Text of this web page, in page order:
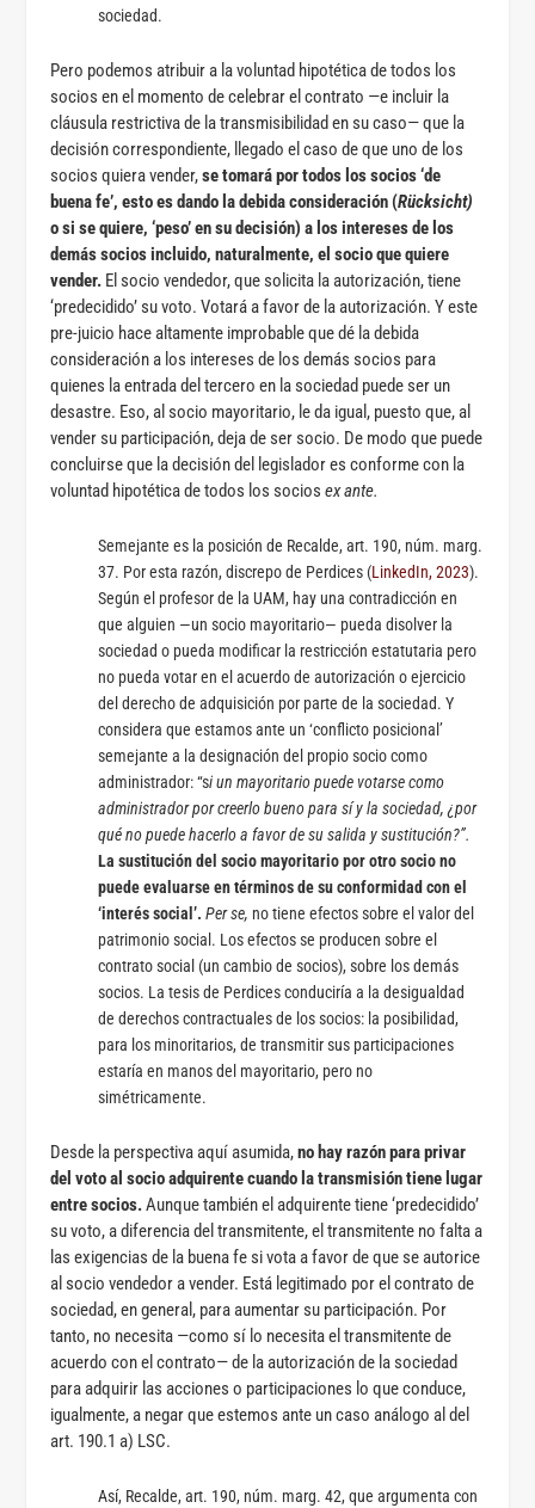
sociedad.
Pero podemos atribuir a la voluntad hipotética de todos los
socios en el momento de celebrar el contrato —e incluir la
cláusula restrictiva de la transmisibilidad en su caso— que la
decisión correspondiente, llegado el caso de que uno de los
socios quiera vender,se tomará por todos los socios ‘de
buena fe’, esto es dando la debida consideración (Rücksicht)
o si se quiere, ‘peso’ en su decisión) a los intereses de los
demás socios incluido, naturalmente, el socio que quiere
vender. El socio vendedor, que solicita la autorización, tiene
‘predecidido’ su voto. Votará a favor de la autorización. Y este
pre-juicio hace altamente improbable que dé la debida
consideración a los intereses de los demás socios para
quienes la entrada del tercero en la sociedad puede ser un
desastre. Eso, al socio mayoritario, le da igual, puesto que, al
vender su participación, deja de ser socio. De modo que puede
concluirse que la decisión del legislador es conforme con la
voluntad hipotética de todos los sociosex ante.
Semejante es la posición de Recalde, art. 190, núm. marg.
37. Por esta razón, discrepo de Perdices (LinkedIn, 2023).
Según el profesor de la UAM, hay una contradicción en
que alguien —un socio mayoritario— pueda disolver la
sociedad o pueda modificar la restricción estatutaria pero
no pueda votar en el acuerdo de autorización o ejercicio
del derecho de adquisición por parte de la sociedad. Y
considera que estamos ante un ‘conflicto posicional’
semejante a la designación del propio socio como
administrador: “si un mayoritario puede votarse como
administrador por creerlo bueno para sí y la sociedad, ¿por
qué no puede hacerlo a favor de su salida y sustitución?”.
La sustitución del socio mayoritario por otro socio no
puede evaluarse en términos de su conformidad con el
‘interés social’. Per se, no tiene efectos sobre el valor del
patrimonio social. Los efectos se producen sobre el
contrato social (un cambio de socios), sobre los demás
socios. La tesis de Perdices conduciría a la desigualdad
de derechos contractuales de los socios: la posibilidad,
para los minoritarios, de transmitir sus participaciones
estaría en manos del mayoritario, pero no
simétricamente.
Desde la perspectiva aquí asumida,no hay razón para privar
del voto al socio adquirente cuando la transmisión tiene lugar
entre socios.Aunque también el adquirente tiene ‘predecidido’
su voto, a diferencia del transmitente, el transmitente no falta a
las exigencias de la buena fe si vota a favor de que se autorice
al socio vendedor a vender. Está legitimado por el contrato de
sociedad, en general, para aumentar su participación. Por
tanto, no necesita —como sí lo necesita el transmitente de
acuerdo con el contrato— de la autorización de la sociedad
para adquirir las acciones o participaciones lo que conduce,
igualmente, a negar que estemos ante un caso análogo al del
art. 190.1 a) LSC.
Así, Recalde, art. 190, núm. marg. 42, que argumenta con